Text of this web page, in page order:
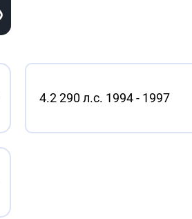
4.2 290 л.с. 1994 - 1997